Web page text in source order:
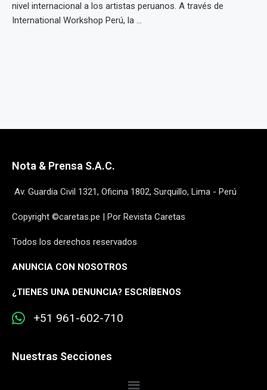
nivel internacional a los artistas peruanos. A través de
International Workshop Perú, la ...
Nota & Prensa S.A.C.
Av. Guardia Civil 1321, Oficina 1802, Surquillo, Lima - Perú
Copyright ©caretas.pe | Por Revista Caretas
Todos los derechos reservados
ANUNCIA CON NOSOTROS
¿TIENES UNA DENUNCIA? ESCRÍBENOS
+51 961-602-710
Nuestras Secciones